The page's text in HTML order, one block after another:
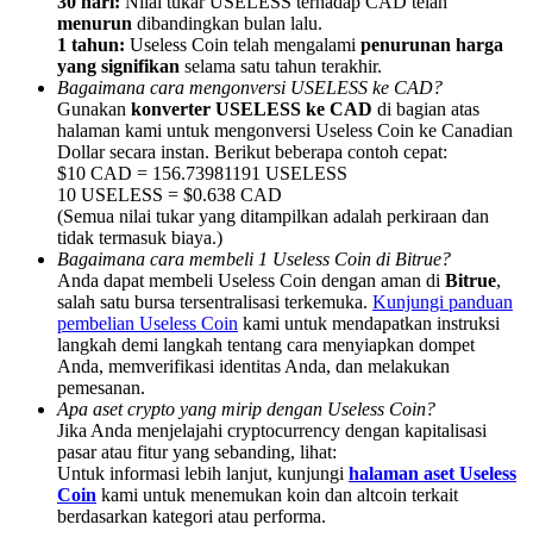
Deposit CASHCAT & Win
Share 500000 CASHCAT prize pool
Exclusive for BitMart Users
Register & Trade to Win 500,000 USDT
Precious Metals Trading Carnival
menurun dibandingkan bulan lalu.
1 tahun: Useless Coin telah mengalami penurunan harga
yang signifikan selama satu tahun terakhir.
Bagaimana cara mengonversi USELESS ke CAD?
Gunakan konverter USELESS ke CAD di bagian atas
halaman kami untuk mengonversi Useless Coin ke Canadian
Dollar secara instan. Berikut beberapa contoh cepat:
$10 CAD = 156.73981191 USELESS
10 USELESS = $0.638 CAD
(Semua nilai tukar yang ditampilkan adalah perkiraan dan
tidak termasuk biaya.)
Bagaimana cara membeli 1 Useless Coin di Bitrue?
Anda dapat membeli Useless Coin dengan aman di Bitrue,
salah satu bursa tersentralisasi terkemuka. Kunjungi panduan
pembelian Useless Coin kami untuk mendapatkan instruksi
langkah demi langkah tentang cara menyiapkan dompet
Anda, memverifikasi identitas Anda, dan melakukan
pemesanan.
Apa aset crypto yang mirip dengan Useless Coin?
Jika Anda menjelajahi cryptocurrency dengan kapitalisasi
pasar atau fitur yang sebanding, lihat:
Untuk informasi lebih lanjut, kunjungi halaman aset Useless
Coin kami untuk menemukan koin dan altcoin terkait
berdasarkan kategori atau performa.